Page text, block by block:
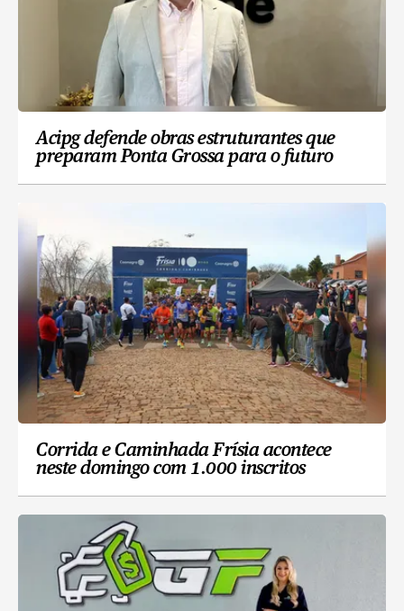
Acipg defende obras estruturantes que
preparam Ponta Grossa para o futuro
Corrida e Caminhada Frísia acontece
neste domingo com 1.000 inscritos